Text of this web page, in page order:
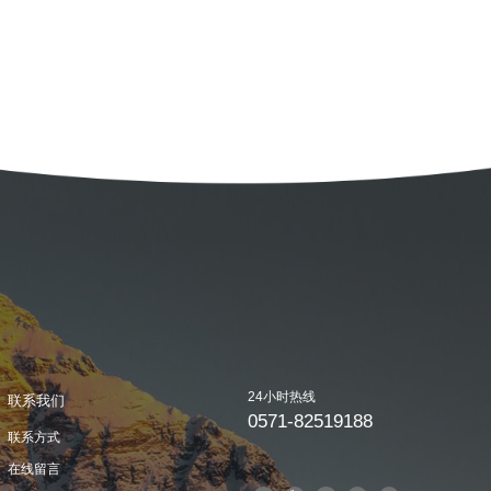
联系我们
联系方式
在线留言
24小时热线
0571-82519188